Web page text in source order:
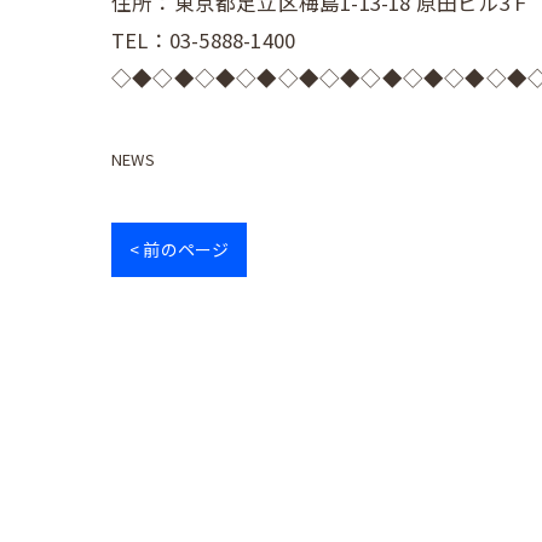
TEL：03-5888-1400
NEWS
< 前のページ